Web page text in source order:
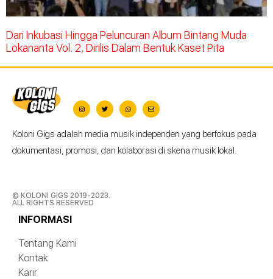
Dari Inkubasi Hingga Peluncuran Album Bintang Muda
Lokananta Vol. 2, Dirilis Dalam Bentuk Kaset Pita
Koloni Gigs adalah media musik independen yang berfokus pada
dokumentasi, promosi, dan kolaborasi di skena musik lokal.
© KOLONI GIGS 2019-2023.
ALL RIGHTS RESERVED
INFORMASI
Tentang Kami
Kontak
Karir